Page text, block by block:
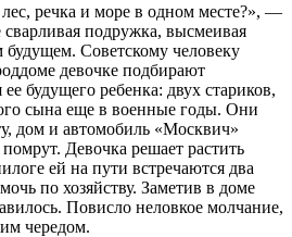
речка и море в одном месте?», —
сварливая подружка, высмеивая
будущем. Советскому человеку
девочке подбирают
будущего ребенка: двух стариков,
сына еще в военные годы. Они
дом и автомобиль «Москвич»
Девочка решает растить
ей на пути встречаются два
по хозяйству. Заметив в доме
Повисло неловкое молчание,
чередом.